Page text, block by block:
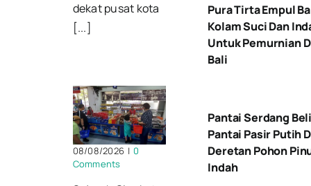
dekat pusat kota
[...]
08/08/2026 | 0
Comments
Pura Tirta Empul
Kolam Suci Dan
Untuk Pemurnian
Bali
Pantai Serdang
Pantai Pasir Putih
Deretan Pohon
Indah